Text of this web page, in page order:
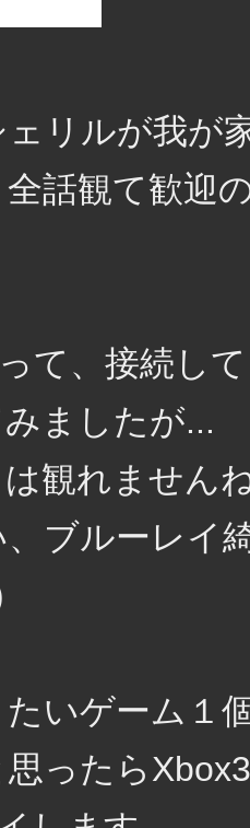
リルが我が
話観て歓迎
て、接続し
ましたが...
観れません
ブルーレイ
いゲーム１
ったら